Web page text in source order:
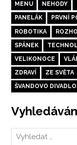
MENU NEHODY
PANELÁK PRVNÍ
ROBOTIKA
SPÁNEK
VELIKONOCE
ZDRAVÍ ZE SVĚTA
ŠVANDOVO DIVADLO